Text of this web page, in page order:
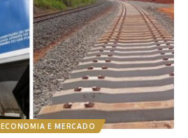
ECONOMIA E MERCADO